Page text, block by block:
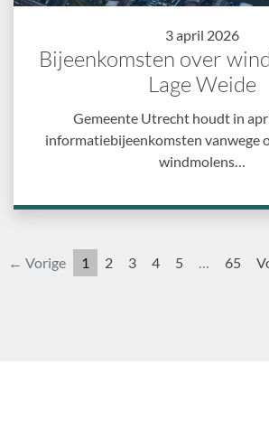
3 april 2026
Bijeenkomsten over
Lage Weide
Gemeente Utrecht houdt in
informatiebijeenkomsten vanwege
windmolens…
← Vorige 1 2 3 4 5 … 65